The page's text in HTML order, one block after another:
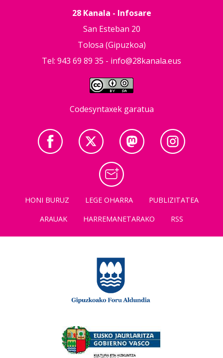
28 Kanala - Infosare
San Esteban 20
Tolosa (Gipuzkoa)
Tel: 943 69 89 35 - info@28kanala.eus
Codesyntaxek garatua
HONI BURUZ LEGE OHARRA
PUBLIZITATEA
ARAUAK
HARREMANETARAKO RSS